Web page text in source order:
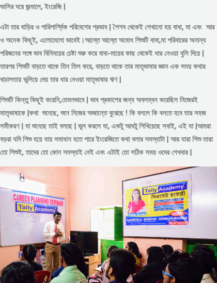
ভাসির ঘরে জন্মালে, ইংরেজি |
এটা তার বাড়ির ও পারিপার্শ্বিক পরিবেশের প্রভাব | শৈশব থেকেই শেখানো হয় বাবা, মা এবং আর
ও অনেক কিছুই, এলোমেলো ভাবেই।আস্তে আস্তে অবোধ শিশুটি বাবা,মা পরিবারের অনান্য
পরিজনের সঙ্গে ভাব বিনিময়ের চেষ্টা শুরু করে বাবা-মায়ের কাছ থেকেই ধার নেওয়া বুলি দিয়ে |
তারপর শিশুটি বাড়তে থাকে তিন তিল করে, বাড়তে থাকে তার মাতৃভাষার জ্ঞান এক সময় কথার
বাচালতায় ভুলিয়ে দেয় তার ধার নেওয়া মাতৃভাষার ঋণ |
শিশুটি কিন্তু কিছুই করেনি,তেমনভাবে | ভাব প্রকাশের জন্য অবলম্বন করেছিল নিজেরই
মাতৃভাষাকে |কথা শুনেছে, শুনে নিজের অজান্তে বুঝেছে ! কি বললে কি বলতে হবে তার সহজ
সমীকরণ | যা শুনেছে তাই বলছে | ভুল করলে যা, একটু আধটু শিখিয়েছে সবাই, এই যা |আমরা
বড়রা যদি শিশু হয়ে যায় সমাধান হতে পারে ইংরেজিতে কথা বলার সমস্যাটা | আর যারা শিশু তারা
তো শিশুই, তাদের তো কোন সমস্যাই নেই এবং এটাই তো সঠিক সময় ওদের শেখবার |